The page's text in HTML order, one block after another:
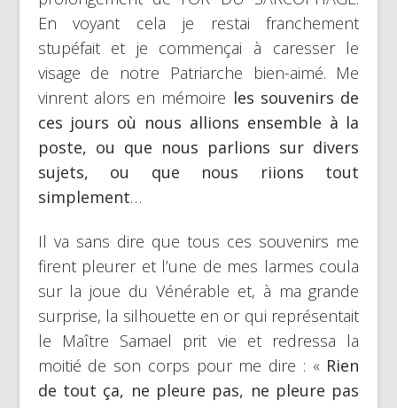
En voyant cela je restai franchement
stupéfait et je commençai à caresser le
visage de notre Patriarche bien-aimé. Me
vinrent alors en mémoire les souvenirs de
ces jours où nous allions ensemble à la
poste, ou que nous parlions sur divers
sujets, ou que nous riions tout
simplement…
Il va sans dire que tous ces souvenirs me
firent pleurer et l’une de mes larmes coula
sur la joue du Vénérable et, à ma grande
surprise, la silhouette en or qui représentait
le Maître Samael prit vie et redressa la
moitié de son corps pour me dire : « Rien
de tout ça, ne pleure pas, ne pleure pas